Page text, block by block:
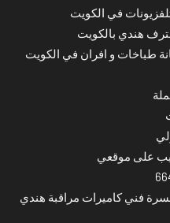
في الكويت
هندي بالكويت
طباخات و افران في الكويت
على موقعي
فني كاميرات مراقبة هندي